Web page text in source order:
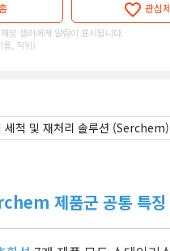
관심
당 셀러에게 알림이 표시됩니다.
름, 직위)
세척 및 재처리 솔루션 (Serchem)